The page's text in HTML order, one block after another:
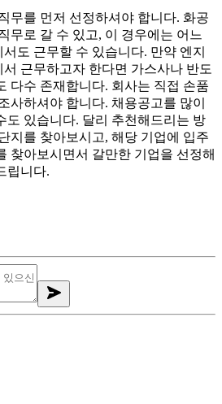
무를 먼저 선정하셔야 합니다. 화공
무로 갈 수 있고, 이 경우에는 어느
도 근무할 수 있습니다. 만약 엔지
근무하고자 한다면 가스사나 반도
다수 존재합니다. 회사는 직접 손품
사하셔야 합니다. 채용공고를 많이
도 있습니다. 달리 추천해드리는 방
지를 찾아보시고, 해당 기업에 입주
찾아보시면서 갈만한 기업을 선정해
립니다.